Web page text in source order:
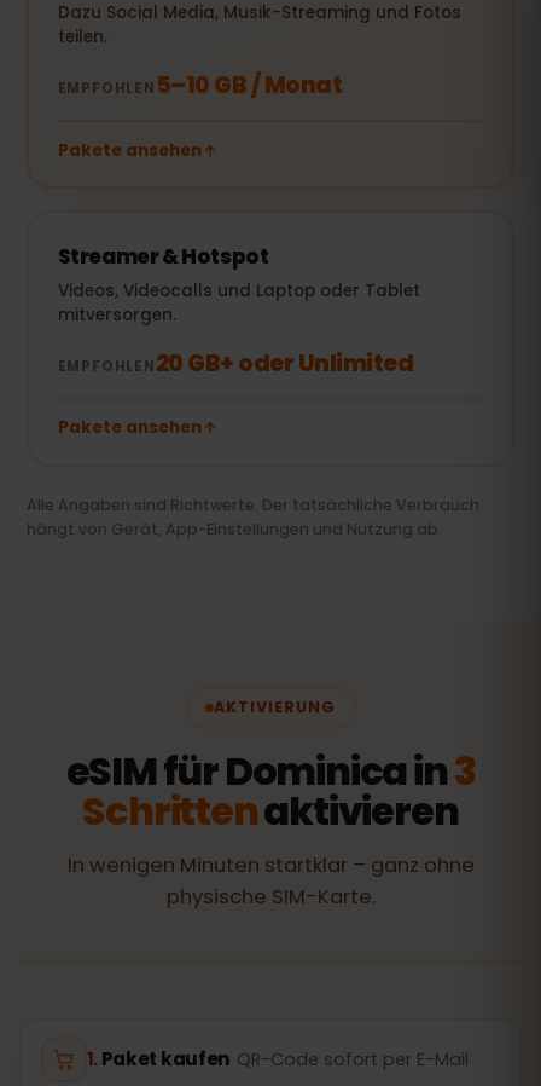
Dazu Social Media, Musik-Streaming und Fotos
teilen.
EMPFOHLEN 5–10 GB / Monat
Pakete ansehen
Streamer & Hotspot
Videos, Videocalls und Laptop oder Tablet
mitversorgen.
EMPFOHLEN20 GB+ oder Unlimited
Pakete ansehen
Alle Angaben sind Richtwerte. Der tatsächliche Verbrauch
hängt von Gerät, App-Einstellungen und Nutzung ab.
AKTIVIERUNG
eSIM für Dominica in3
Schrittenaktivieren
In wenigen Minuten startklar – ganz ohne
physische SIM-Karte.
Paket kaufen QR-Code sofort per E-Mail